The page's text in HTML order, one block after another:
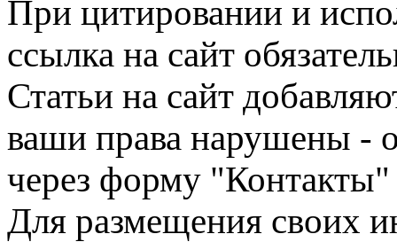
При цитировании и
ссылка на сайт
Статьи на сайт
ваши права нарушены -
через форму "Контакты"
Для размещения своих